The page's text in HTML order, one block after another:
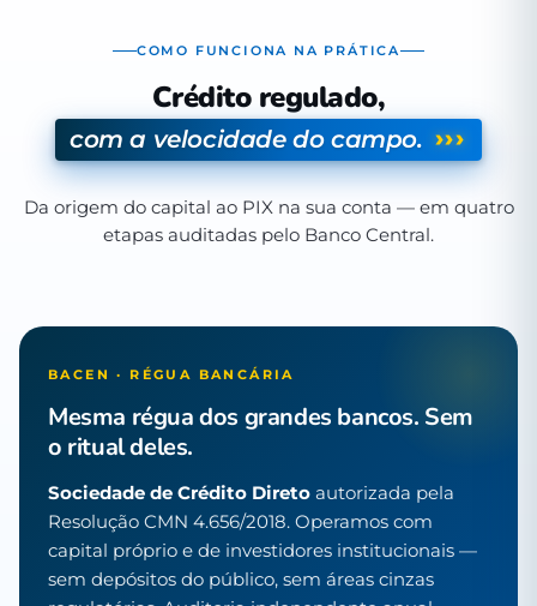
COMO FUNCIONA NA PRÁTICA
Crédito regulado,
com a velocidade do campo. ›››
Da origem do capital ao PIX na sua conta — em quatro
etapas auditadas pelo Banco Central.
BACEN · RÉGUA BANCÁRIA
Mesma régua dos grandes bancos. Sem
o ritual deles.
Sociedade de Crédito Direto autorizada pela
Resolução CMN 4.656/2018. Operamos com
capital próprio e de investidores institucionais —
sem depósitos do público, sem áreas cinzas